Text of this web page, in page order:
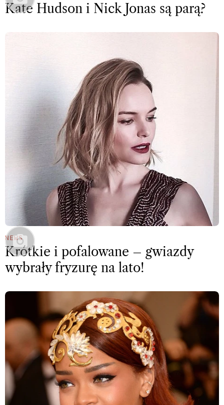
Kate Hudson i Nick Jonas są parą?
NEWS
Krótkie i pofalowane – gwiazdy
wybrały fryzurę na lato!